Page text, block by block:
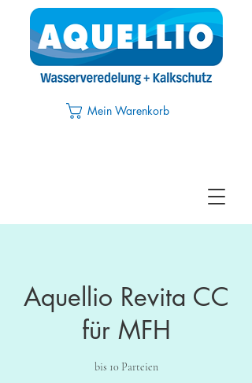
Mein Warenkorb
Aquellio Revita CC
für MFH
bis 10 Parteien